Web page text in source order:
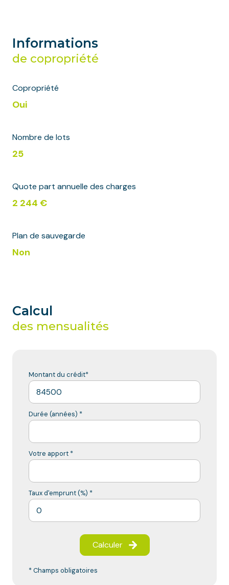
Informations
de copropriété
Copropriété
Oui
Nombre de lots
25
Quote part annuelle des charges
2 244 €
Plan de sauvegarde
Non
Calcul
des mensualités
Montant du crédit*
Durée (années) *
Votre apport *
Taux d'emprunt (%) *
Calculer
* Champs obligatoires